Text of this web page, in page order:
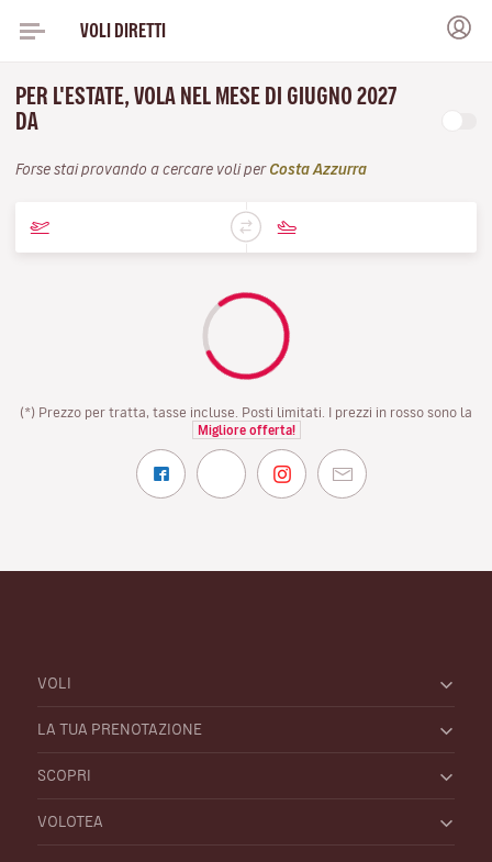
VOLI DIRETTI
PER L'ESTATE, VOLA NEL MESE DI GIUGNO 2027
DA
Forse stai provando a cercare voli per Costa Azzurra
(*) Prezzo per tratta, tasse incluse. Posti limitati. I prezzi in rosso sono la
Migliore offerta!
VOLI
LA TUA PRENOTAZIONE
SCOPRI
VOLOTEA